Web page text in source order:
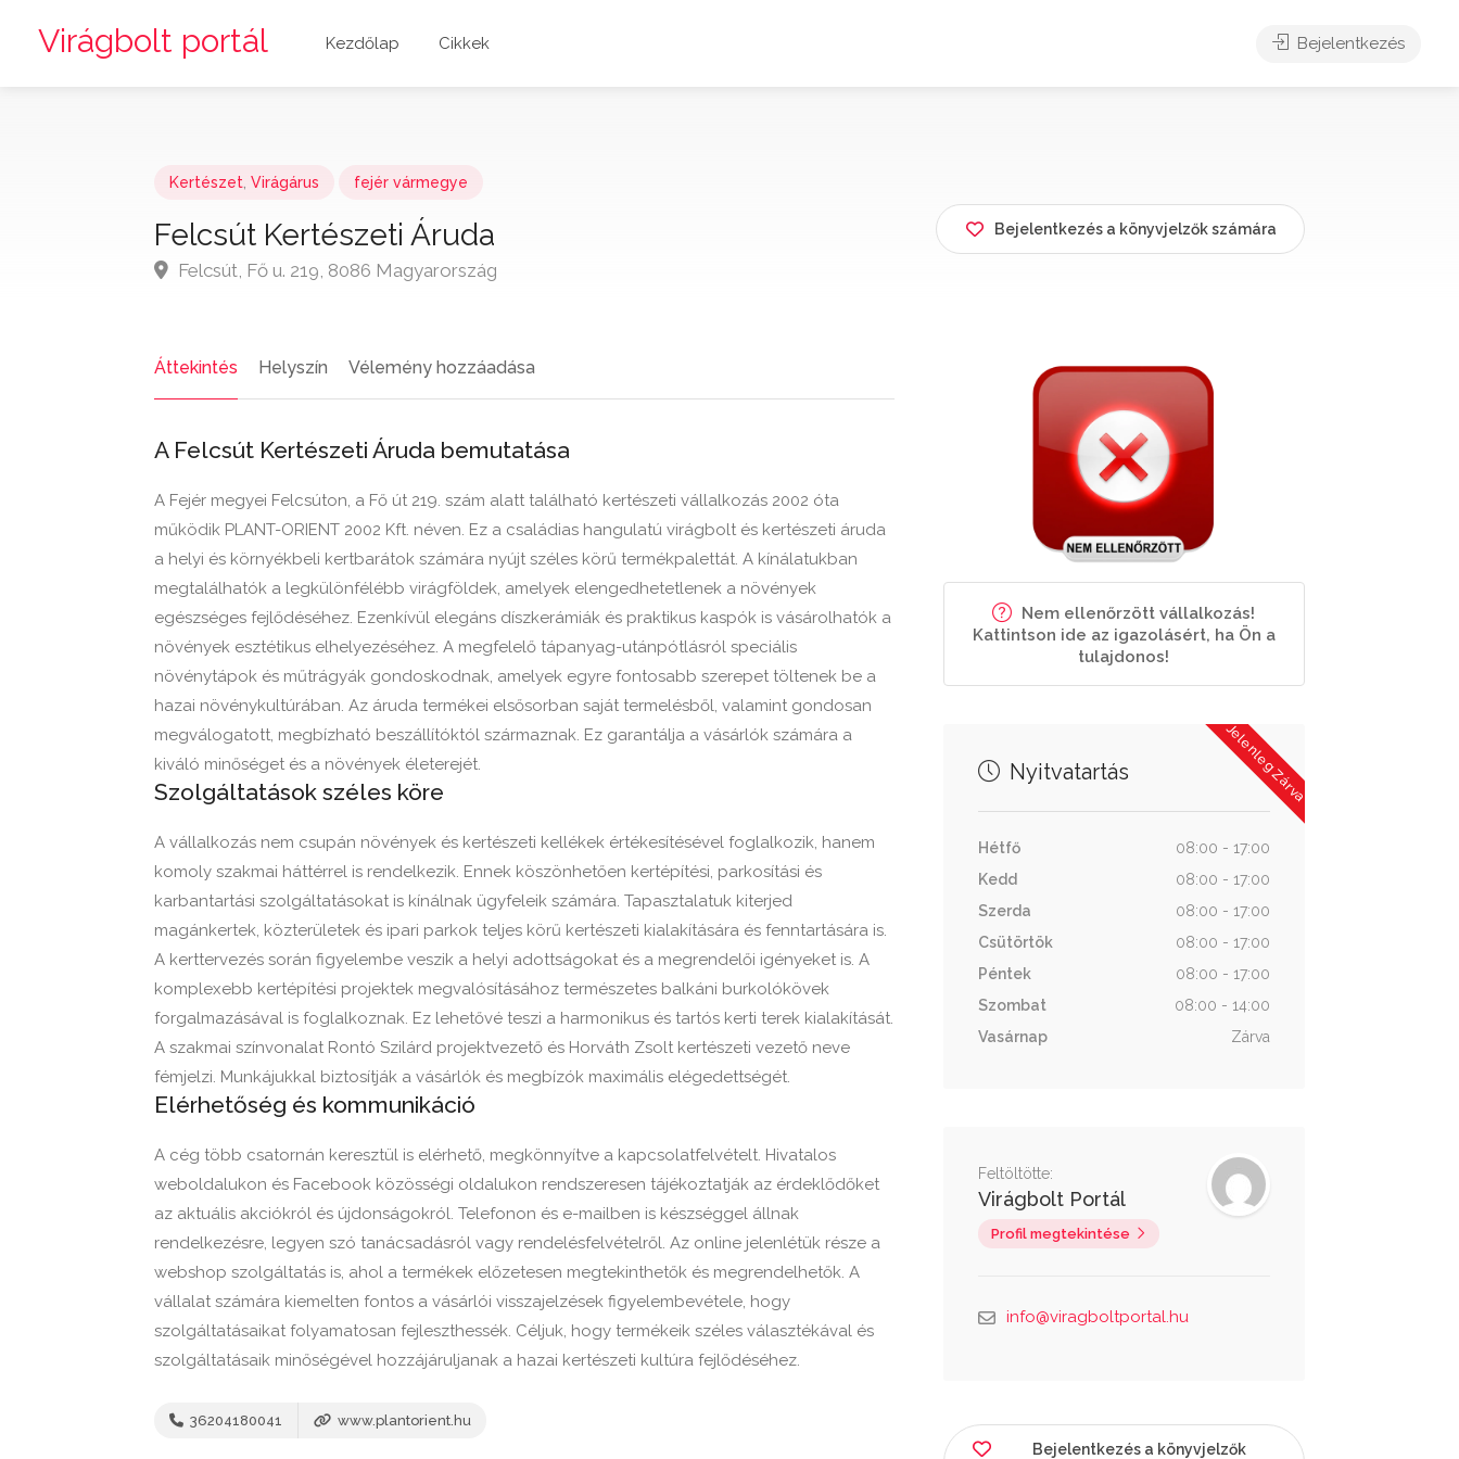
Virágbolt portál Kezdőlap Cikkek Bejelentkezés
Kertészet Virágárus fejér vármegye
Felcsút Kertészeti Áruda
Felcsút, Fő u. 219, 8086 Magyarország
Bejelentkezés a könyvjelzők számára
Áttekintés Helyszín Vélemény hozzáadása
A Felcsút Kertészeti Áruda bemutatása
A Fejér megyei Felcsúton, a Fő út 219. szám alatt található kertészeti vállalkozás 2002 óta
működik PLANT-ORIENT 2002 Kft. néven. Ez a családias hangulatú virágbolt és kertészeti áruda
a helyi és környékbeli kertbarátok számára nyújt széles körű termékpalettát. A kínálatukban
megtalálhatók a legkülönfélébb virágföldek, amelyek elengedhetetlenek a növények
egészséges fejlődéséhez. Ezenkívül elegáns díszkerámiák és praktikus kaspók is vásárolhatók a
növények esztétikus elhelyezéséhez. A megfelelő tápanyag-utánpótlásról speciális
növénytápok és műtrágyák gondoskodnak, amelyek egyre fontosabb szerepet töltenek be a
hazai növénykultúrában. Az áruda termékei elsősorban saját termelésből, valamint gondosan
megválogatott, megbízható beszállítóktól származnak. Ez garantálja a vásárlók számára a
kiváló minőséget és a növények életerejét.
Szolgáltatások széles köre
A vállalkozás nem csupán növények és kertészeti kellékek értékesítésével foglalkozik, hanem
komoly szakmai háttérrel is rendelkezik. Ennek köszönhetően kertépítési, parkosítási és
karbantartási szolgáltatásokat is kínálnak ügyfeleik számára. Tapasztalatuk kiterjed
magánkertek, közterületek és ipari parkok teljes körű kertészeti kialakítására és fenntartására is.
A kerttervezés során figyelembe veszik a helyi adottságokat és a megrendelői igényeket is. A
komplexebb kertépítési projektek megvalósításához természetes balkáni burkolókövek
forgalmazásával is foglalkoznak. Ez lehetővé teszi a harmonikus és tartós kerti terek kialakítását.
A szakmai színvonalat Rontó Szilárd projektvezető és Horváth Zsolt kertészeti vezető neve
fémjelzi. Munkájukkal biztosítják a vásárlók és megbízók maximális elégedettségét.
Elérhetőség és kommunikáció
A cég több csatornán keresztül is elérhető, megkönnyítve a kapcsolatfelvételt. Hivatalos
weboldalukon és Facebook közösségi oldalukon rendszeresen tájékoztatják az érdeklődőket
az aktuális akciókról és újdonságokról. Telefonon és e-mailben is készséggel állnak
rendelkezésre, legyen szó tanácsadásról vagy rendelésfelvételről. Az online jelenlétük része a
webshop szolgáltatás is, ahol a termékek előzetesen megtekinthetők és megrendelhetők. A
vállalat számára kiemelten fontos a vásárlói visszajelzések figyelembevétele, hogy
szolgáltatásaikat folyamatosan fejleszthessék. Céljuk, hogy termékeik széles választékával és
szolgáltatásaik minőségével hozzájáruljanak a hazai kertészeti kultúra fejlődéséhez.
36204180041 www.plantorient.hu
Nem ellenőrzött vállalkozás!
Kattintson ide az igazolásért, ha Ön a
tulajdonos!
Jelenleg Zárva
Nyitvatartás
Hétfő
08:00 - 17:00
Kedd
08:00 - 17:00
Szerda
08:00 - 17:00
Csütörtök
08:00 - 17:00
Péntek
08:00 - 17:00
Szombat
08:00 - 14:00
Vasárnap
Zárva
Feltöltötte:
Virágbolt Portál
Profil megtekintése
info@viragboltportal.hu
Bejelentkezés a könyvjelzők